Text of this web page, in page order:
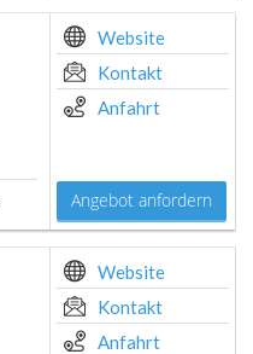
Website
Kontakt
Anfahrt
Angebot anfordern
Website
Kontakt
Anfahrt